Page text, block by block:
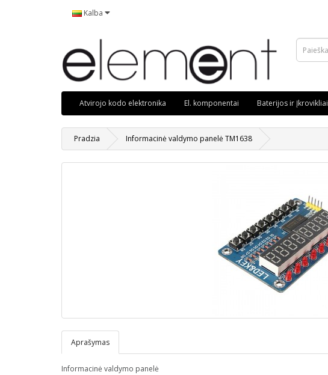
Kalba
Atvirojo kodo elektronika El. komponentai Baterijos ir Įkrovikliai
Pradzia Informacinė valdymo panelė TM1638
Aprašymas
Informacinė valdymo panelė